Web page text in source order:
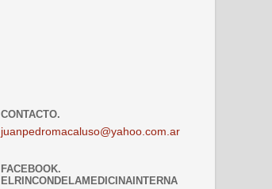
CONTACTO.
juanpedromacaluso@yahoo.com.ar
FACEBOOK.
ELRINCONDELAMEDICINAINTERNA